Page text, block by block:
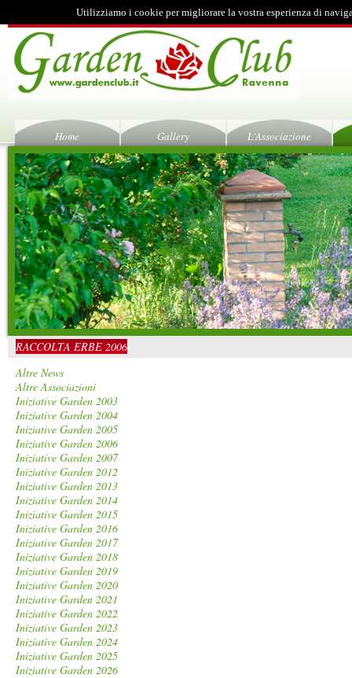
Utilizziamo i cookie per migliorare la vostra esperienza di
Home Gallery L'Associazione
RACCOLTA ERBE 2006
Altre News
Altre Associazioni
Iniziative Garden 2003
Iniziative Garden 2004
Iniziative Garden 2005
Iniziative Garden 2006
Iniziative Garden 2007
Iniziative Garden 2012
Iniziative Garden 2013
Iniziative Garden 2014
Iniziative Garden 2015
Iniziative Garden 2016
Iniziative Garden 2017
Iniziative Garden 2018
Iniziative Garden 2019
Iniziative Garden 2020
Iniziative Garden 2021
Iniziative Garden 2022
Iniziative Garden 2023
Iniziative Garden 2024
Iniziative Garden 2025
Iniziative Garden 2026